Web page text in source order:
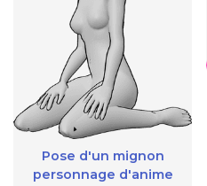
Pose d'un mignon
personnage d'anime